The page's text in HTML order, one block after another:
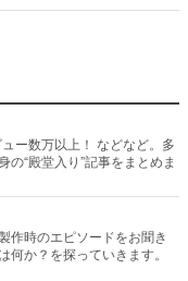
ー数万以上！ などなど。多
の“殿堂入り”記事をまとめま
作時のエピソードをお聞き
何か？を探っていきます。